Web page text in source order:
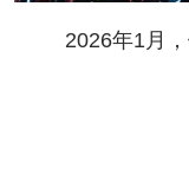
2026年1月，